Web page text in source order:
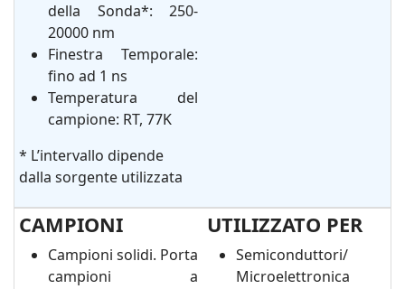
della Sonda*: 250-
20000 nm
Finestra Temporale:
fino ad 1 ns
Temperatura del
campione: RT, 77K
* L’intervallo dipende
dalla sorgente utilizzata
CAMPIONI
Campioni solidi. Porta
campioni a
UTILIZZATO PER
Semiconduttori/
Microelettronica